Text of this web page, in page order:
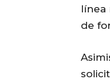
línea
de